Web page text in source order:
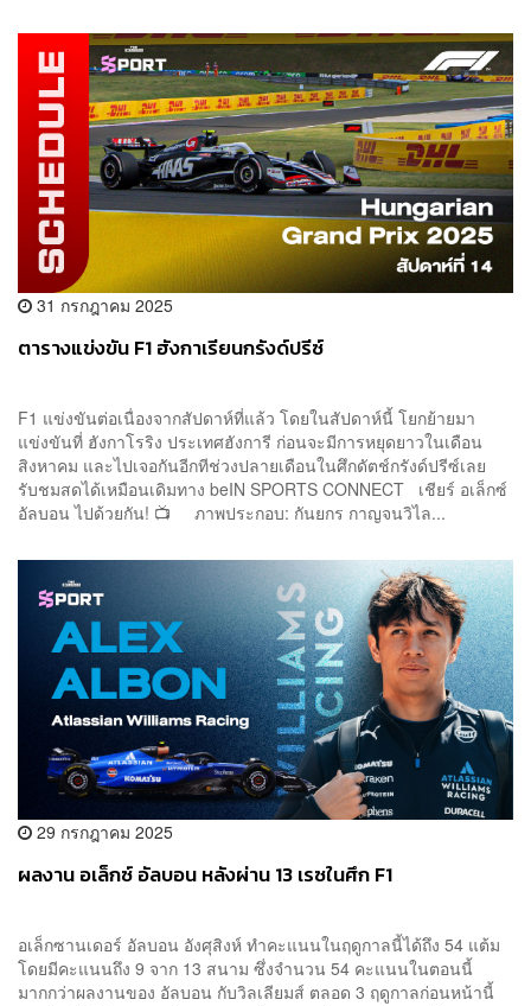
31 กรกฎาคม 2025
ตารางแข่งขัน F1 ฮังกาเรียนกรังด์ปรีซ์
F1 แข่งขันต่อเนื่องจากสัปดาห์ที่แล้ว โดยในสัปดาห์นี้ โยกย้ายมา
แข่งขันที่ ฮังกาโรริง ประเทศฮังการี ก่อนจะมีการหยุดยาวในเดือน
สิงหาคม และไปเจอกันอีกทีช่วงปลายเดือนในศึกดัตช์กรังด์ปรีซ์เลย
รับชมสดได้เหมือนเดิมทาง beIN SPORTS CONNECT เชียร์ อเล็กซ์
อัลบอน ไปด้วยกัน! 📺 ภาพประกอบ: กันยกร กาญจนวิไล...
29 กรกฎาคม 2025
ผลงาน อเล็กซ์ อัลบอน หลังผ่าน 13 เรซในศึก F1
อเล็กซานเดอร์ อัลบอน อังศุสิงห์ ทำคะแนนในฤดูกาลนี้ได้ถึง 54 แต้ม
โดยมีคะแนนถึง 9 จาก 13 สนาม ซึ่งจำนวน 54 คะแนนในตอนนี้
มากกว่าผลงานของ อัลบอน กับวิลเลียมส์ ตลอด 3 ฤดูกาลก่อนหน้านี้